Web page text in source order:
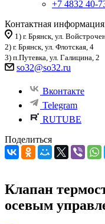
+7 4832 40-
Контактная информация
1) г. Брянск, ул.
2) г. Брянск, ул. Флотская, 4
3) п.Путевка, ул. Галицина, 2
so32@so32.ru
Вконтакте
Telegram
RUTUBE
Поделиться
Клапан
осевым